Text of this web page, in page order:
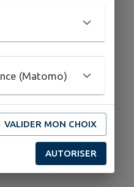
(Matomo)
VALIDER MON CHOIX
AUTORISER